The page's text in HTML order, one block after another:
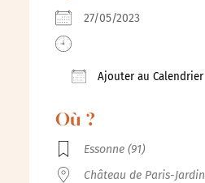
27/05/2023
Ajouter au Calendrier
Où ?
Essonne (91)
Château de Paris-Jardin